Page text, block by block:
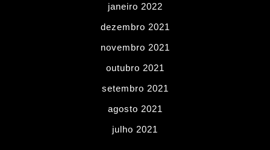
janeiro 2022
dezembro 2021
novembro 2021
outubro 2021
setembro 2021
agosto 2021
julho 2021